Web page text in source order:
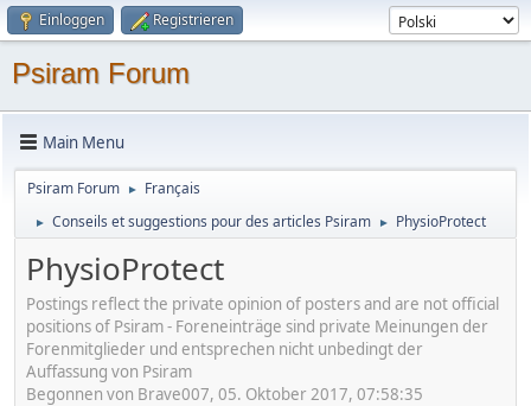
Einloggen Registrieren
Psiram Forum
Main Menu
Psiram Forum ► Français
► Conseils et suggestions pour des articles Psiram ► PhysioProtect
PhysioProtect
Postings reflect the private opinion of posters and are not official
positions of Psiram - Foreneinträge sind private Meinungen der
Forenmitglieder und entsprechen nicht unbedingt der
Auffassung von Psiram
Begonnen von Brave007, 05. Oktober 2017, 07:58:35